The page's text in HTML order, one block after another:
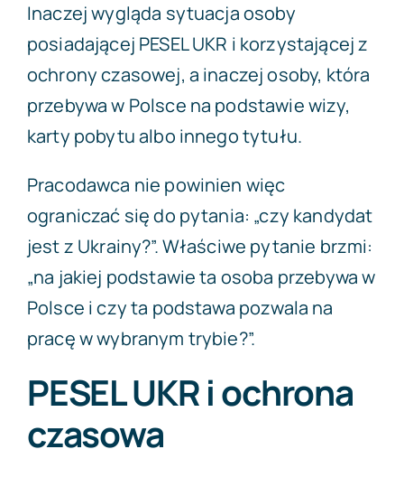
Inaczej wygląda sytuacja osoby
posiadającej PESEL UKR i korzystającej z
ochrony czasowej, a inaczej osoby, która
przebywa w Polsce na podstawie wizy,
karty pobytu albo innego tytułu.
Pracodawca nie powinien więc
ograniczać się do pytania: „czy kandydat
jest z Ukrainy?”. Właściwe pytanie brzmi:
„na jakiej podstawie ta osoba przebywa w
Polsce i czy ta podstawa pozwala na
pracę w wybranym trybie?”.
PESEL UKR i ochrona
czasowa